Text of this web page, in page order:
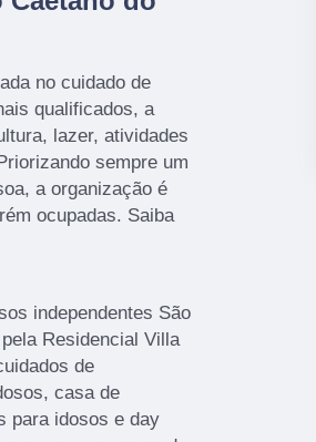
no cuidado de
qualificados, a
lazer, atividades
sempre um
a organização é
ocupadas. Saiba
independentes São
Residencial Villa
de
casa de
para idosos e day